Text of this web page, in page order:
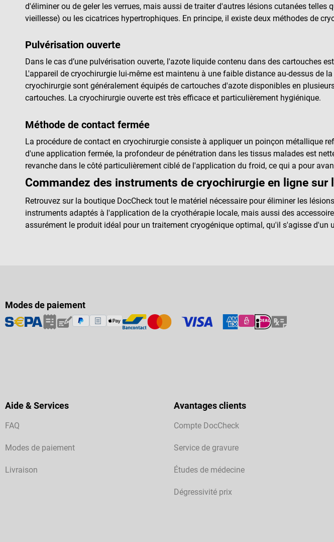
d'éliminer ou de geler les verrues, mais aussi de traiter d'autres lésions cutanées
vieillesse) ou les cicatrices hypertrophiques. En principe, il existe deux méthodes de
Pulvérisation ouverte
Dans le cas d’une pulvérisation ouverte, l'azote liquide contenu dans des cartouches
L'appareil de cryochirurgie lui-même est maintenu à une faible distance au-dessus de
cryochirurgie sont généralement équipés de cartouches d'azote disponibles en
cartouches. La cryochirurgie ouverte est très efficace et particulièrement hygiénique.
Méthode de contact fermée
La procédure de contact en cryochirurgie consiste à appliquer un poinçon métallique
d'une application fermée, la profondeur de pénétration dans les tissus malades est
revanche dans le côté particulièrement ciblé de l'application du froid, ce qui a pour
Commandez des instruments de cryochirurgie en ligne sur
Retrouvez sur la boutique DocCheck tout le matériel nécessaire pour éliminer les
instruments adaptés à l'application de la cryothérapie locale, mais aussi des
assurément le produit idéal pour un traitement cryogénique optimal, qu'il s'agisse d'un
Modes de paiement
Aide & Services
FAQ
Modes de paiement
Livraison
Avantages clients
Compte DocCheck
Service de gravure
Études de médecine
Dégressivité prix